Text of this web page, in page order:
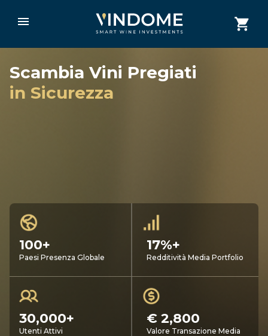
Scambia Vini Pregiati
in Sicurezza
100+
Paesi Presenza Globale
17%+
Redditività Media Portfolio
30,000+
Utenti Attivi
€ 2,800
Valore Transazione Media